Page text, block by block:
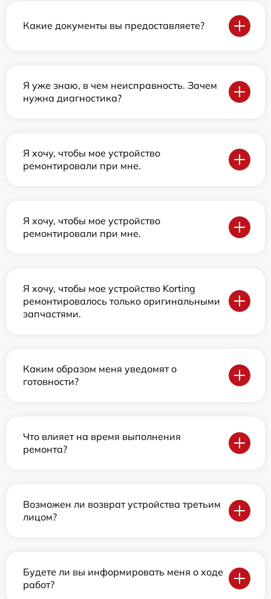
Какие документы вы предоставляете?
Я уже знаю, в чем неисправность. Зачем
нужна диагностика?
Я хочу, чтобы мое устройство
ремонтировали при мне.
Я хочу, чтобы мое устройство
ремонтировали при мне.
Я хочу, чтобы мое устройство Korting
ремонтировалось только оригинальными
запчастями.
Каким образом меня уведомят о
готовности?
Что влияет на время выполнения
ремонта?
Возможен ли возврат устройства третьим
лицом?
Будете ли вы информировать меня о ходе
работ?